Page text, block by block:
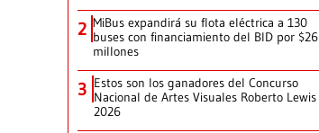
2 MiBus expandirá su flota eléctrica a 130
buses con financiamiento del BID por $26
millones
3 Estos son los ganadores del Concurso
Nacional de Artes Visuales Roberto Lewis
2026